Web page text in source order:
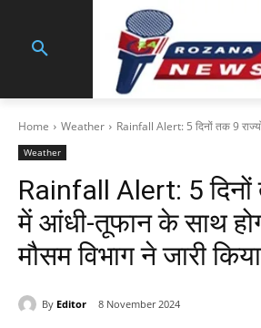
Home Weather Rainfall Alert: 5 दिनों तक 9
Weather
Rainfall Alert: 5 दिनों
में आंधी-तूफान के साथ
मौसम विभाग ने जारी
By Editor 8 November 2024